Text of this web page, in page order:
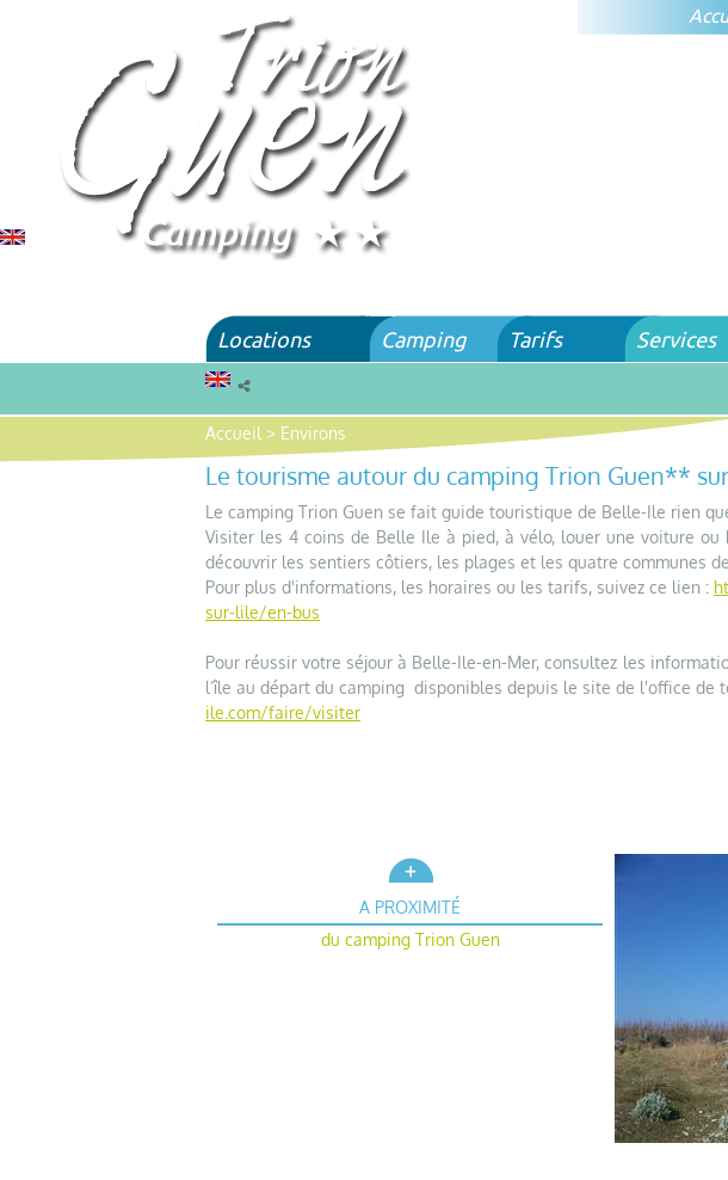
Locations Camping Tarifs Services
Accueil > Environs
Le tourisme autour du camping Trion Guen**
Le camping Trion Guen se fait guide touristique de Belle-Ile rien
Visiter les 4 coins de Belle Ile à pied, à vélo, louer une voiture
découvrir les sentiers côtiers, les plages et les quatre communes
Pour plus d'informations, les horaires ou les tarifs, suivez ce lien :
sur-lile/en-bus
Pour réussir votre séjour à Belle-Ile-en-Mer, consultez les
l’île au départ du camping disponibles depuis le site de l'office de
ile.com/faire/visiter
A PROXIMITÉ
du camping Trion Guen